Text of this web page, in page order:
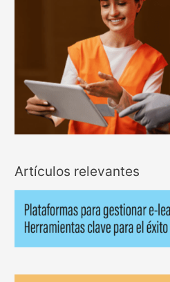
Artículos relevantes